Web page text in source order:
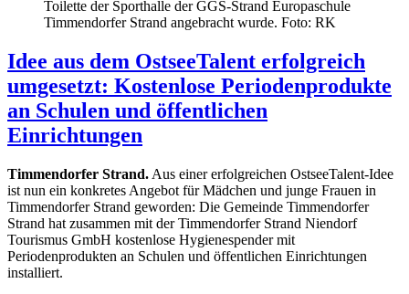
Toilette der Sporthalle der GGS-Strand Europaschule
Timmendorfer Strand angebracht wurde. Foto: RK
Idee aus dem OstseeTalent erfolgreich
umgesetzt: Kostenlose Periodenprodukte
an Schulen und öffentlichen
Einrichtungen
Timmendorfer Strand. Aus einer erfolgreichen OstseeTalent-Idee
ist nun ein konkretes Angebot für Mädchen und junge Frauen in
Timmendorfer Strand geworden: Die Gemeinde Timmendorfer
Strand hat zusammen mit der Timmendorfer Strand Niendorf
Tourismus GmbH kostenlose Hygienespender mit
Periodenprodukten an Schulen und öffentlichen Einrichtungen
installiert.